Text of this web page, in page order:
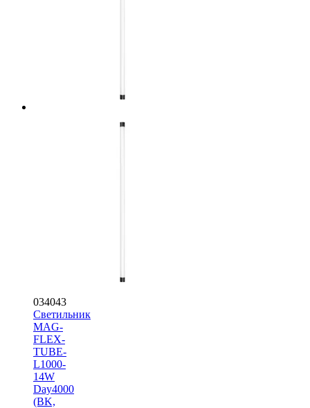
034043
Светильник
MAG-
FLEX-
TUBE-
L1000-
14W
Day4000
(BK,